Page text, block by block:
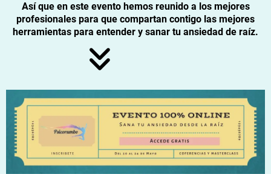
Así que en este evento hemos reunido a los mejores
profesionales para que compartan contigo las mejores
herramientas para entender y sanar tu ansiedad de raíz.